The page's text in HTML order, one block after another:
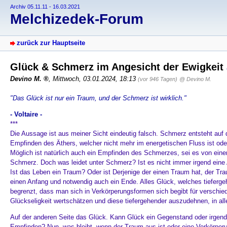
Archiv 05.11.11 - 16.03.2021
Melchizedek-Forum
zurück zur Hauptseite
Glück & Schmerz im Angesicht der Ewigkeit
Devino M. , Mittwoch, 03.01.2024, 18:13 (vor 946 Tagen) @ Devino M.
"Das Glück ist nur ein Traum, und der Schmerz ist wirklich."
- Voltaire -
***
Die Aussage ist aus meiner Sicht eindeutig falsch. Schmerz entsteht
Empfinden des Äthers, welcher nicht mehr im energetischen Fluss ist
Möglich ist natürlich auch ein Empfinden des Schmerzes, sei es von
Schmerz. Doch was leidet unter Schmerz? Ist es nicht immer irgend
Ist das Leben ein Traum? Oder ist Derjenige der einen Traum hat, der
einen Anfang und notwendig auch ein Ende. Alles Glück, welches
begrenzt, dass man sich in Verkörperungsformen sich begibt für
Glückseligkeit wertschätzen und diese tiefergehender auszudehnen, in
Auf der anderen Seite das Glück. Kann Glück ein Gegenstand oder